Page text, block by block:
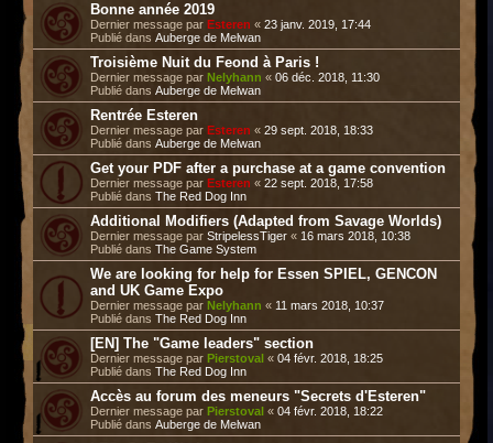
Bonne année 2019
Dernier message par Esteren « 23 janv. 2019, 17:44
Publié dans Auberge de Melwan
Troisième Nuit du Feond à Paris !
Dernier message par Nelyhann « 06 déc. 2018, 11:30
Publié dans Auberge de Melwan
Rentrée Esteren
Dernier message par Esteren « 29 sept. 2018, 18:33
Publié dans Auberge de Melwan
Get your PDF after a purchase at a game convention
Dernier message par Esteren « 22 sept. 2018, 17:58
Publié dans The Red Dog Inn
Additional Modifiers (Adapted from Savage Worlds)
Dernier message par StripelessTiger « 16 mars 2018, 10:38
Publié dans The Game System
We are looking for help for Essen SPIEL, GENCON
and UK Game Expo
Dernier message par Nelyhann « 11 mars 2018, 10:37
Publié dans The Red Dog Inn
[EN] The "Game leaders" section
Dernier message par Pierstoval « 04 févr. 2018, 18:25
Publié dans The Red Dog Inn
Accès au forum des meneurs "Secrets d'Esteren"
Dernier message par Pierstoval « 04 févr. 2018, 18:22
Publié dans Auberge de Melwan